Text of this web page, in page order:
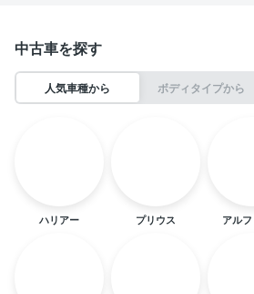
中古車を探す
人気車種から ボディタイプから
ハリアー プリウス アル